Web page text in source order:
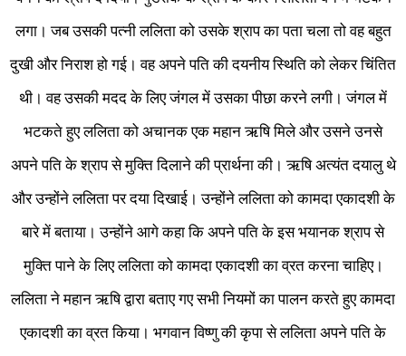
लगा। जब उसकी पत्नी ललिता को उसके श्राप का पता चला तो वह बहुत
दुखी और निराश हो गई। वह अपने पति की दयनीय स्थिति को लेकर चिंतित
थी। वह उसकी मदद के लिए जंगल में उसका पीछा करने लगी। जंगल में
भटकते हुए ललिता को अचानक एक महान ऋषि मिले और उसने उनसे
अपने पति के श्राप से मुक्ति दिलाने की प्रार्थना की। ऋषि अत्यंत दयालु थे
और उन्होंने ललिता पर दया दिखाई। उन्होंने ललिता को कामदा एकादशी के
बारे में बताया। उन्होंने आगे कहा कि अपने पति के इस भयानक श्राप से
मुक्ति पाने के लिए ललिता को कामदा एकादशी का व्रत करना चाहिए।
ललिता ने महान ऋषि द्वारा बताए गए सभी नियमों का पालन करते हुए कामदा
एकादशी का व्रत किया। भगवान विष्णु की कृपा से ललिता अपने पति के